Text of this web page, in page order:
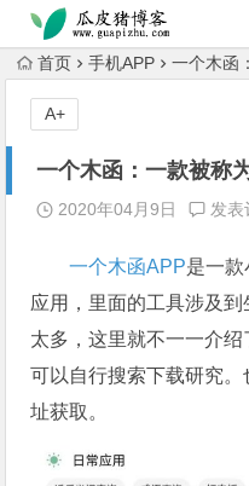
跳转到主内容
首页 手机APP 一个木函
一个木函：一款被称
2020年04月9日 发表
一个木函APP是一
应用，里面的工具涉及
太多，这里就不一一介
可以自行搜索下载研究
址获取。
A+